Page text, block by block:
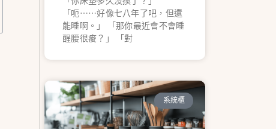
「呃⋯⋯好像七八年了吧，但還
能睡啊。」 「那你最近會不會睡
醒腰很痠？」 「對
系統櫃